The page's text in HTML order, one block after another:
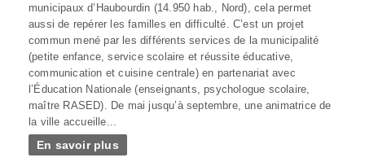
municipaux d’Haubourdin (14.950 hab., Nord), cela permet
aussi de repérer les familles en difficulté. C’est un projet
commun mené par les différents services de la municipalité
(petite enfance, service scolaire et réussite éducative,
communication et cuisine centrale) en partenariat avec
l’Éducation Nationale (enseignants, psychologue scolaire,
maître RASED). De mai jusqu’à septembre, une animatrice de
la ville accueille...
En savoir plus